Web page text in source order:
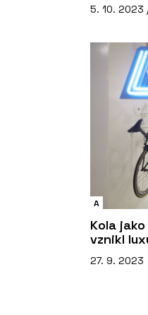
5. 10. 2023
A
Kola
vznikl
27. 9. 2023